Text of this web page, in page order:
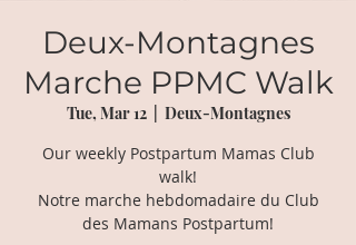
Deux-Montagnes
Marche PPMC Walk
Tue, Mar 12
  |
Deux-Montagnes
Our weekly Postpartum Mamas Club
walk!
Notre marche hebdomadaire du Club
des Mamans Postpartum!